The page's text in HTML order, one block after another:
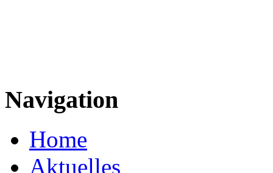
Navigation
Home
Aktuelles